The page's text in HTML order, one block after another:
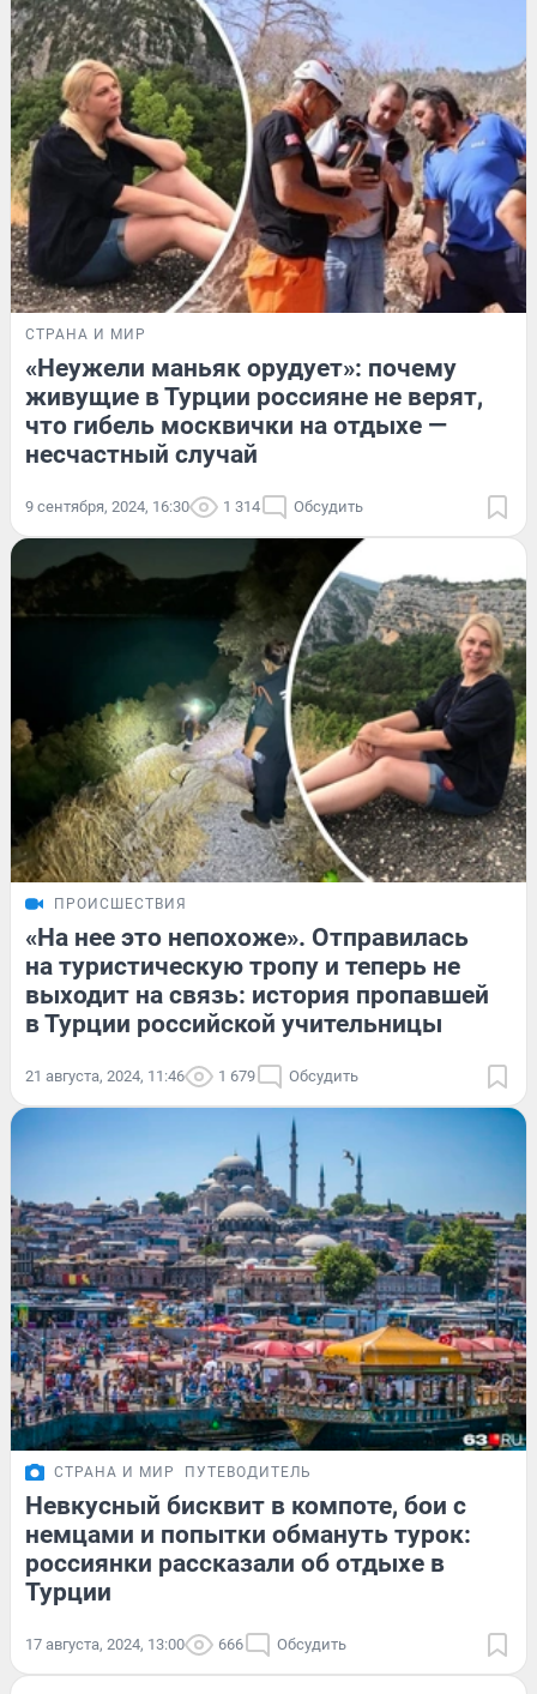
СТРАНА И МИР
«Неужели маньяк орудует»: почему
живущие в Турции россияне не верят,
что гибель москвички на отдыхе —
несчастный случай
9 сентября, 2024, 16:30 1 314 Обсудить
ПРОИСШЕСТВИЯ
«На нее это непохоже». Отправилась
на туристическую тропу и теперь не
выходит на связь: история пропавшей
в Турции российской учительницы
21 августа, 2024, 11:46 1 679 Обсудить
СТРАНА И МИР ПУТЕВОДИТЕЛЬ
Невкусный бисквит в компоте, бои с
немцами и попытки обмануть турок:
россиянки рассказали об отдыхе в
Турции
17 августа, 2024, 13:00 666 Обсудить